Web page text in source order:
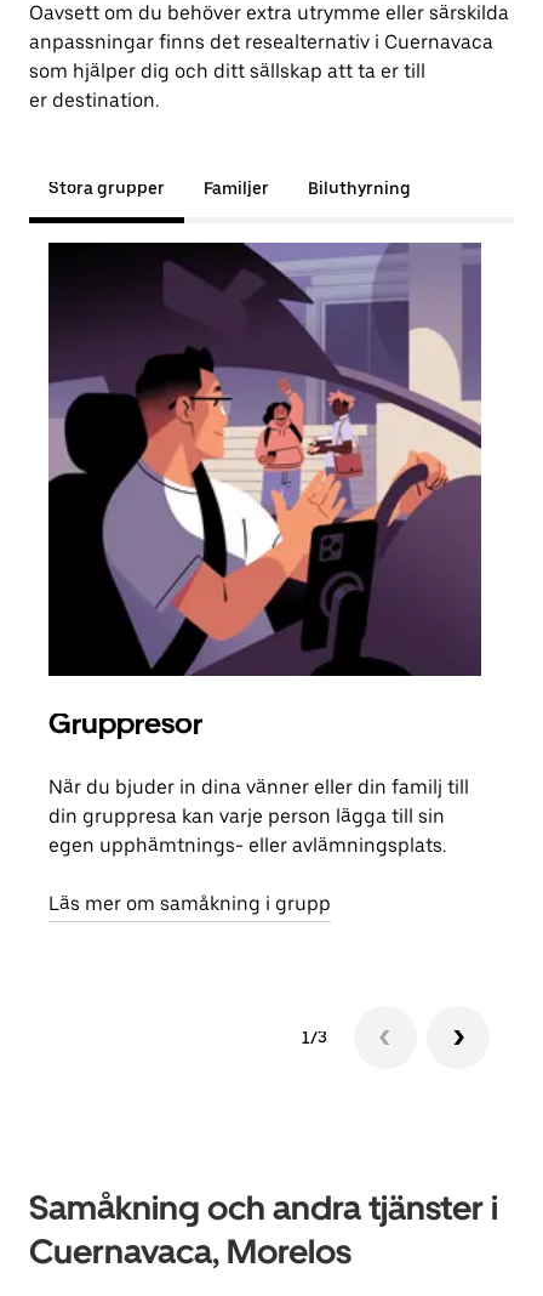
Oavsett om du behöver extra utrymme eller särskilda
anpassningar finns det resealternativ i Cuernavaca
som hjälper dig och ditt sällskap att ta er till
er destination.
Stora grupper Familjer Biluthyrning
Gruppresor
När du bjuder in dina vänner eller din familj till
din gruppresa kan varje person lägga till sin
egen upphämtnings- eller avlämningsplats.
Läs mer om samåkning i grupp
1/3
Samåkning och andra tjänster i
Cuernavaca, Morelos